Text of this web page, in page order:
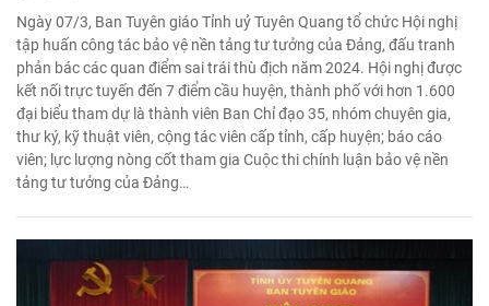
Ngày 07/3, Ban Tuyên giáo Tỉnh uỷ Tuyên Quang tổ chức Hội nghị
tập huấn công tác bảo vệ nền tảng tư tưởng của Đảng, đấu tranh
phản bác các quan điểm sai trái thù địch năm 2024. Hội nghị được
kết nối trực tuyến đến 7 điểm cầu huyện, thành phố với hơn 1.600
đại biểu tham dự là thành viên Ban Chỉ đạo 35, nhóm chuyên gia,
thư ký, kỹ thuật viên, cộng tác viên cấp tỉnh, cấp huyện; báo cáo
viên; lực lượng nòng cốt tham gia Cuộc thi chính luận bảo vệ nền
tảng tư tưởng của Đảng…